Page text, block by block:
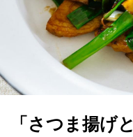
「さつま揚げ